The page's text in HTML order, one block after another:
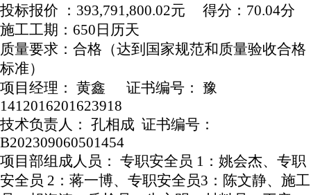
投标报价
： 393,791,800.02元 得分：70.04分
施工工期： 650日历天
质量要求：合格（达到国家规范和质量验收合格
标准）
项目经理： 黄鑫
证书编号： 豫
1412016201623918
技术负责人： 孔相成 证书编号：
B202309060501454
项目部组成人员： 专职安全员 1：姚会杰、专职
安全员 2：蒋一博、专职安全员3：陈文静、施工